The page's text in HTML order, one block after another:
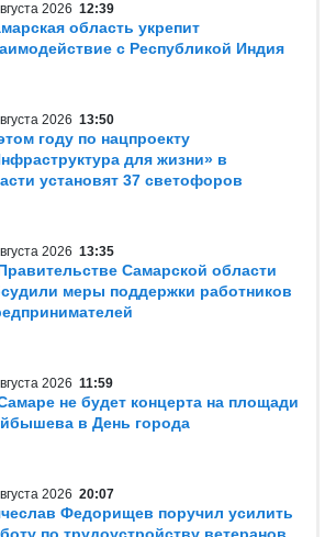
2026 12:39
область укрепит
с Республикой Индия
2026 13:50
году по нацпроекту
для жизни» в
установят 37 светофоров
2026 13:35
Самарской области
меры поддержки работников
2026 11:59
не будет концерта на площади
в День города
2026 20:07
Федорищев поручил усилить